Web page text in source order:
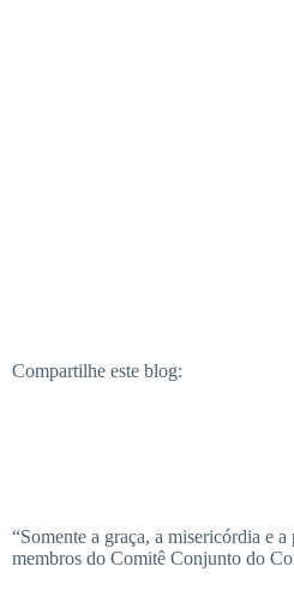
Compartilhe este blog:
“Somente a graça, a misericórdia e
membros do Comitê Conjunto do